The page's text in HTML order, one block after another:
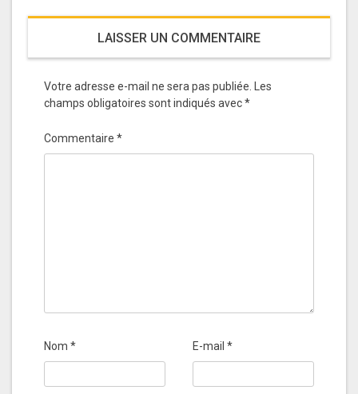
LAISSER UN COMMENTAIRE
Votre adresse e-mail ne sera pas publiée. Les
champs obligatoires sont indiqués avec*
Commentaire *
Nom * E-mail *